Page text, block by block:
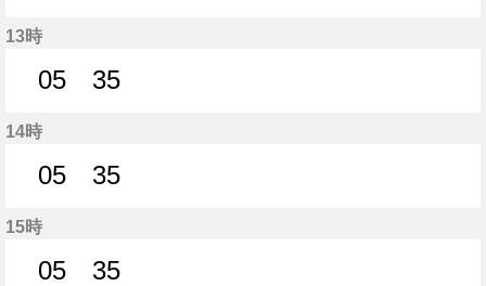
13時
05
35
14時
05
35
15時
05
35